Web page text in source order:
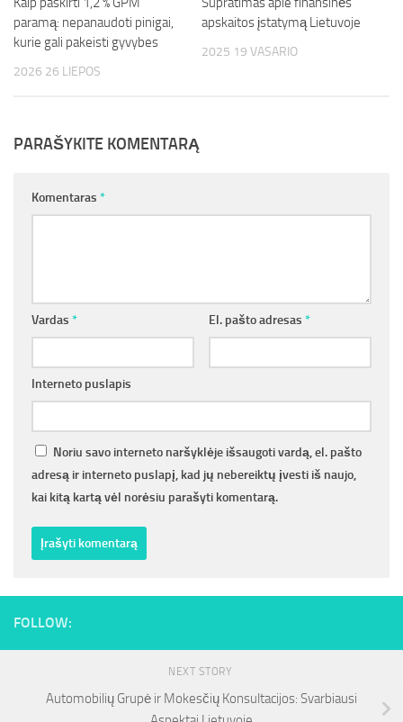
paramą: nepanaudoti pinigai,
kurie gali pakeisti gyvybes
2026 26 LIEPOS
apskaitos įstatymą Lietuvoje
2025 19 VASARIO
PARAŠYKITE KOMENTARĄ
Komentaras *
Vardas * El. pašto adresas *
Interneto puslapis
Noriu savo interneto naršyklėje išsaugoti vardą, el. pašto
adresą ir interneto puslapį, kad jų nebereiktų įvesti iš naujo,
kai kitą kartą vėl norėsiu parašyti komentarą.
FOLLOW:
NEXT STORY
Automobilių Grupė ir Mokesčių Konsultacijos: Svarbiausi